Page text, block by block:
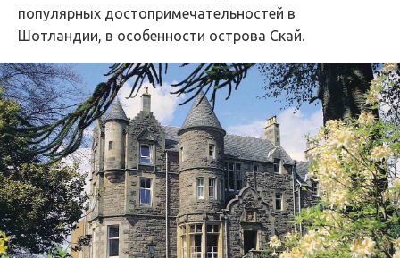
популярных достопримечательностей в
Шотландии, в особенности острова Скай.